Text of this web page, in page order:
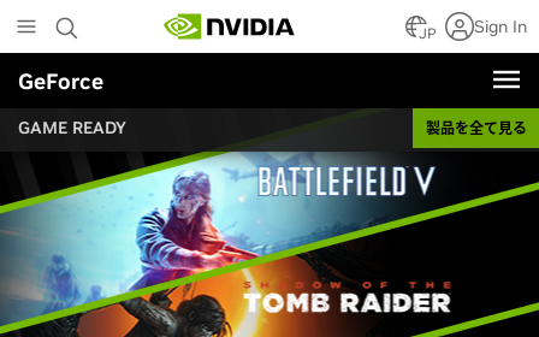
to
main
content
JP Sign In
GeForce
GAME READY 製品を全て見る